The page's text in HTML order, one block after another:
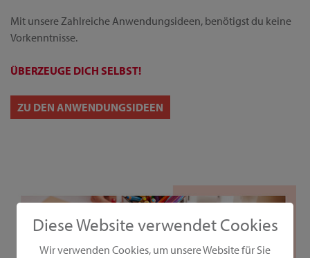
Diese Website verwendet Cookies
Wir verwenden Cookies, um unsere Website für Sie
Mit unsere Zahlreiche Anwendungsideen, benötigst du keine
Vorkenntnisse.
ÜBERZEUGE DICH SELBST!
ZU DEN ANWENDUNGSIDEEN